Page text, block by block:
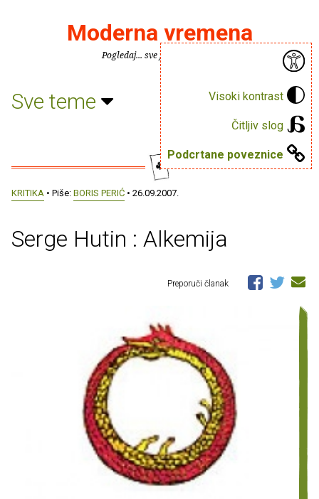
Visoki kontrast
Čitljiv slog
Podcrtane poveznice
Moderna vremena
Pogledaj... sve je puno knjiga.
Sve teme
KRITIKA • Piše: BORIS PERIĆ • 26.09.2007.
Serge Hutin : Alkemija
Preporuči članak